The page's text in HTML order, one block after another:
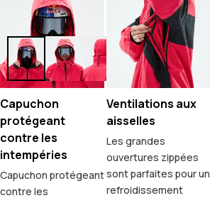
Capuchon
protégeant
contre les
intempéries
Capuchon protégeant
contre les
Ventilations aux
aisselles
Les grandes
ouvertures zippées
sont parfaites pour un
refroidissement